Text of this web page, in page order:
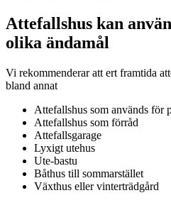
Attefallshus kan
olika ändamål
Vi rekommenderar att ert framtida
bland annat
Attefallshus som används för
Attefallshus som förråd
Attefallsgarage
Lyxigt utehus
Ute-bastu
Båthus till sommarstället
Växthus eller vinterträdgård